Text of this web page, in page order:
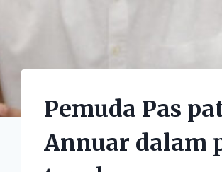
Pemuda Pas
Annuar dalam